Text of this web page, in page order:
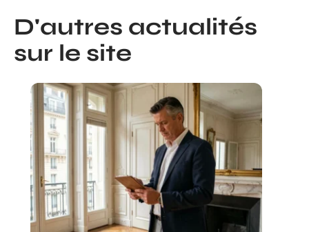
D'autres actualités
sur le site